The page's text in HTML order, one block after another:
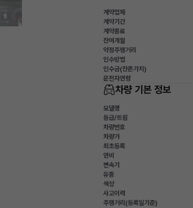
계약업체
계약기간
계약종료
잔여개월
약정주행거리
인수방법
인수금(잔존가치)
운전자연령
차량 기본 정보
모델명
등급/트림
차량번호
차량가
최초등록
연비
변속기
유종
색상
사고이력
주행거리(등록일기준)